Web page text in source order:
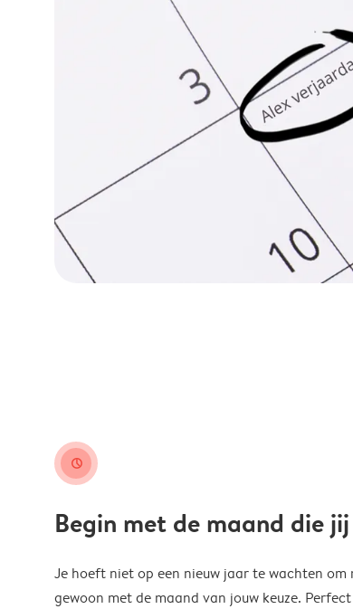
clock
Begin met de maand die
Je hoeft niet op een nieuw jaar te wachten
gewoon met de maand van jouw keuze.